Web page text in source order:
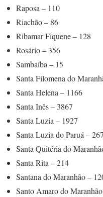
Raposa – 110
Riachão – 86
Ribamar Fiquene – 128
Rosário – 356
Sambaíba – 15
Santa Filomena do
Santa Helena – 1166
Santa Inês – 3867
Santa Luzia – 1927
Santa Luzia do Paruá – 267
Santa Quitéria do
Santa Rita – 214
Santana do Maranhão –
Santo Amaro do